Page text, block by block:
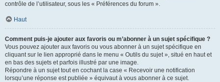
contrôle de l’utilisateur, sous les « Préférences du forum ».
Haut
Comment puis-je ajouter aux favoris ou m’abonner à un sujet spécifique ?
Vous pouvez ajouter aux favoris ou vous abonner à un sujet spécifique en
cliquant sur le lien approprié dans le menu « Outils du sujet », situé en haut et
en bas des sujets et parfois illustré par une image.
Répondre à un sujet tout en cochant la case « Recevoir une notification
lorsqu’une réponse est publiée » équivaut à vous abonner à ce sujet.